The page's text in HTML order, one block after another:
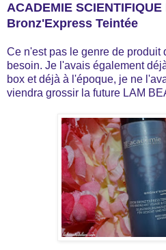
ACADEMIE
Bronz'Express Teintée
Ce n'est pas le genre de produit
besoin. Je l'avais également
box et déjà à l'époque, je ne
viendra grossir la future LAM